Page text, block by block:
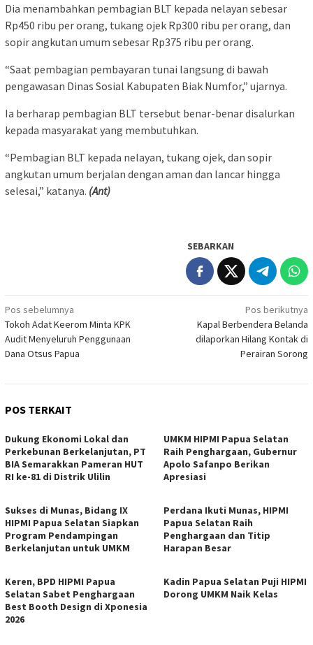
Dia menambahkan pembagian BLT kepada nelayan sebesar
Rp450 ribu per orang, tukang ojek Rp300 ribu per orang, dan
sopir angkutan umum sebesar Rp375 ribu per orang.
“Saat pembagian pembayaran tunai langsung di bawah
pengawasan Dinas Sosial Kabupaten Biak Numfor,” ujarnya.
Ia berharap pembagian BLT tersebut benar-benar disalurkan
kepada masyarakat yang membutuhkan.
“Pembagian BLT kepada nelayan, tukang ojek, dan sopir
angkutan umum berjalan dengan aman dan lancar hingga
selesai,” katanya. (Ant)
SEBARKAN
Navigasi
pos
Pos sebelumnya
Tokoh Adat Keerom Minta KPK
Audit Menyeluruh Penggunaan
Dana Otsus Papua
Pos berikutnya
Kapal Berbendera Belanda
dilaporkan Hilang Kontak di
Perairan Sorong
POS TERKAIT
Dukung Ekonomi Lokal dan
Perkebunan Berkelanjutan, PT
BIA Semarakkan Pameran HUT
RI ke-81 di Distrik Ulilin
UMKM HIPMI Papua Selatan
Raih Penghargaan, Gubernur
Apolo Safanpo Berikan
Apresiasi
Sukses di Munas, Bidang IX
HIPMI Papua Selatan Siapkan
Program Pendampingan
Berkelanjutan untuk UMKM
Perdana Ikuti Munas, HIPMI
Papua Selatan Raih
Penghargaan dan Titip
Harapan Besar
Keren, BPD HIPMI Papua
Selatan Sabet Penghargaan
Best Booth Design di Xponesia
2026
Kadin Papua Selatan Puji HIPMI
Dorong UMKM Naik Kelas